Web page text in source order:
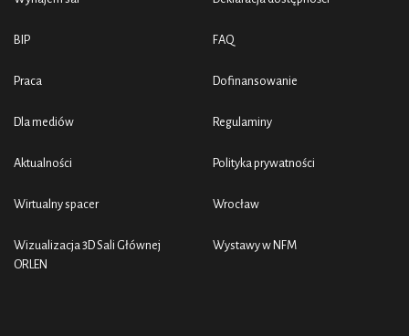
BIP
Praca
Dla mediów
Aktualności
Wirtualny spacer
Wizualizacja 3D Sali Głównej
ORLEN
FAQ
Dofinansowanie
Regulaminy
Polityka prywatności
Wrocław
Wystawy w NFM